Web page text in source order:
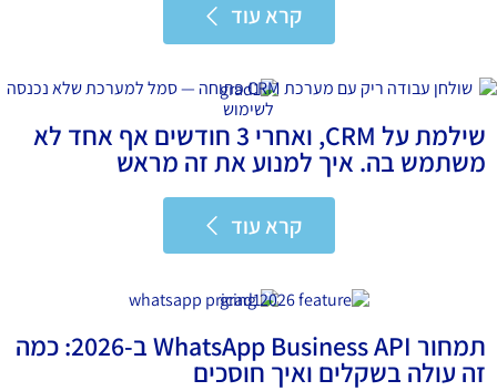
קרא עוד
שילמת על CRM, ואחרי 3 חודשים אף אחד לא
משתמש בה. איך למנוע את זה מראש
קרא עוד
תמחור WhatsApp Business API ב-2026: כמה
זה עולה בשקלים ואיך חוסכים